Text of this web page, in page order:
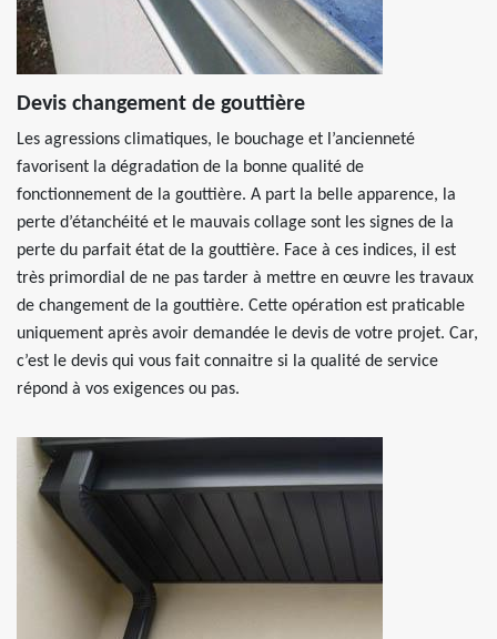
Devis changement de gouttière
Les agressions climatiques, le bouchage et l’ancienneté
favorisent la dégradation de la bonne qualité de
fonctionnement de la gouttière. A part la belle apparence, la
perte d’étanchéité et le mauvais collage sont les signes de la
perte du parfait état de la gouttière. Face à ces indices, il est
très primordial de ne pas tarder à mettre en œuvre les travaux
de changement de la gouttière. Cette opération est praticable
uniquement après avoir demandée le devis de votre projet. Car,
c’est le devis qui vous fait connaitre si la qualité de service
répond à vos exigences ou pas.